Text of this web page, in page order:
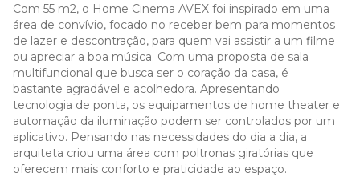
Com 55 m2, o Home Cinema AVEX foi inspirado em uma
área de convívio, focado no receber bem para momentos
de lazer e descontração, para quem vai assistir a um filme
ou apreciar a boa música. Com uma proposta de sala
multifuncional que busca ser o coração da casa, é
bastante agradável e acolhedora. Apresentando
tecnologia de ponta, os equipamentos de home theater e
automação da iluminação podem ser controlados por um
aplicativo. Pensando nas necessidades do dia a dia, a
arquiteta criou uma área com poltronas giratórias que
oferecem mais conforto e praticidade ao espaço.